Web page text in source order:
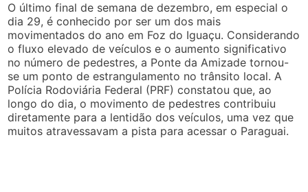
O último final de semana de dezembro, em especial o
dia 29, é conhecido por ser um dos mais
movimentados do ano em Foz do Iguaçu. Considerando
o fluxo elevado de veículos e o aumento significativo
no número de pedestres, a Ponte da Amizade tornou-
se um ponto de estrangulamento no trânsito local. A
Polícia Rodoviária Federal (PRF) constatou que, ao
longo do dia, o movimento de pedestres contribuiu
diretamente para a lentidão dos veículos, uma vez que
muitos atravessavam a pista para acessar o Paraguai.